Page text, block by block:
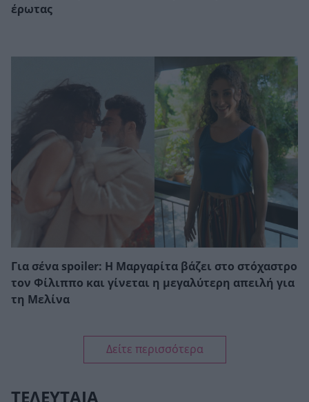
έρωτας
Για σένα spoiler: Η Μαργαρίτα βάζει στο στόχαστρο
τον Φίλιππο και γίνεται η μεγαλύτερη απειλή για
τη Μελίνα
Δείτε περισσότερα
ΤΕΛΕΥΤΑΙΑ